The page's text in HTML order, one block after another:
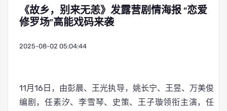
《故乡，别来无恙》发露营剧情海报 “恋爱
修罗场”高能戏码来袭
2025-08-02 05:04:44
11月16日，由彭晨、王光执导，姚长宁、王昱、万美俊
编剧，任素汐、李雪琴、史策、王子璇领衔主演，任